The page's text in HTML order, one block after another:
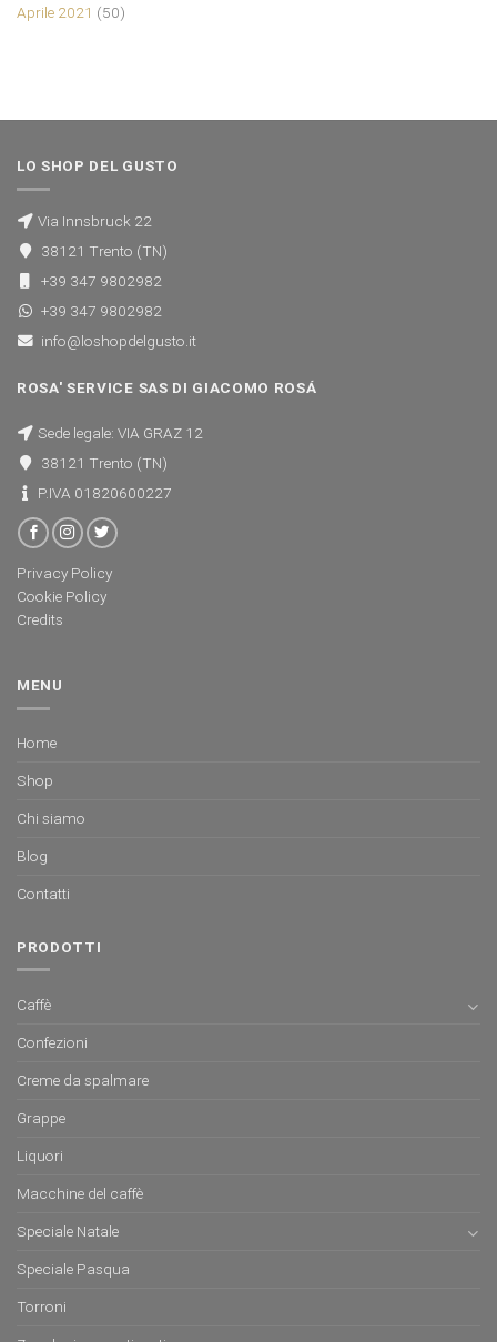
Aprile 2021 (50)
LO SHOP DEL GUSTO
Via Innsbruck 22
38121 Trento (TN)
+39 347 9802982
+39 347 9802982
info@loshopdelgusto.it
ROSA' SERVICE SAS DI GIACOMO ROSÁ
Sede legale: VIA GRAZ 12
38121 Trento (TN)
P.IVA 01820600227
Privacy Policy
Cookie Policy
Credits
MENU
Home
Shop
Chi siamo
Blog
Contatti
PRODOTTI
Caffè
Confezioni
Creme da spalmare
Grappe
Liquori
Macchine del caffè
Speciale Natale
Speciale Pasqua
Torroni